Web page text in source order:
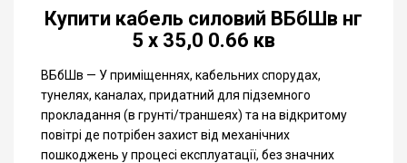
Купити кабель силовий ВБбШв нг
5 x 35,0 0.66 кв
ВБбШв — У приміщеннях, кабельних спорудах,
тунелях, каналах, придатний для підземного
прокладання (в грунті/траншеях) та на відкритому
повітрі де потрібен захист від механічних
пошкоджень у процесі експлуатації, без значних